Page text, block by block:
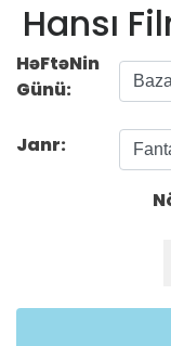
Hansı
HəFtəNin
Günü:
Janr: